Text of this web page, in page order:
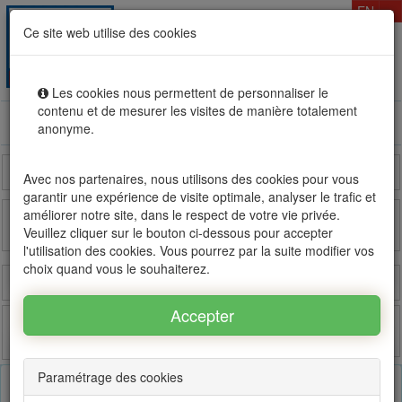
Ce site web utilise des cookies
Les cookies nous permettent de personnaliser le
contenu et de mesurer les visites de manière totalement
anonyme.
Avec nos partenaires, nous utilisons des cookies pour vous
garantir une expérience de visite optimale, analyser le trafic et
améliorer notre site, dans le respect de votre vie privée.
Veuillez cliquer sur le bouton ci-dessous pour accepter
l'utilisation des cookies. Vous pourrez par la suite modifier vos
choix quand vous le souhaiterez.
Paramétrage des cookies
EN
Rental sale real estate in Mauritius, OFIM network of
Reunion Island Madagascar France
OFIM sur FB OFIM sur Twitter
Favorites Estimate Post